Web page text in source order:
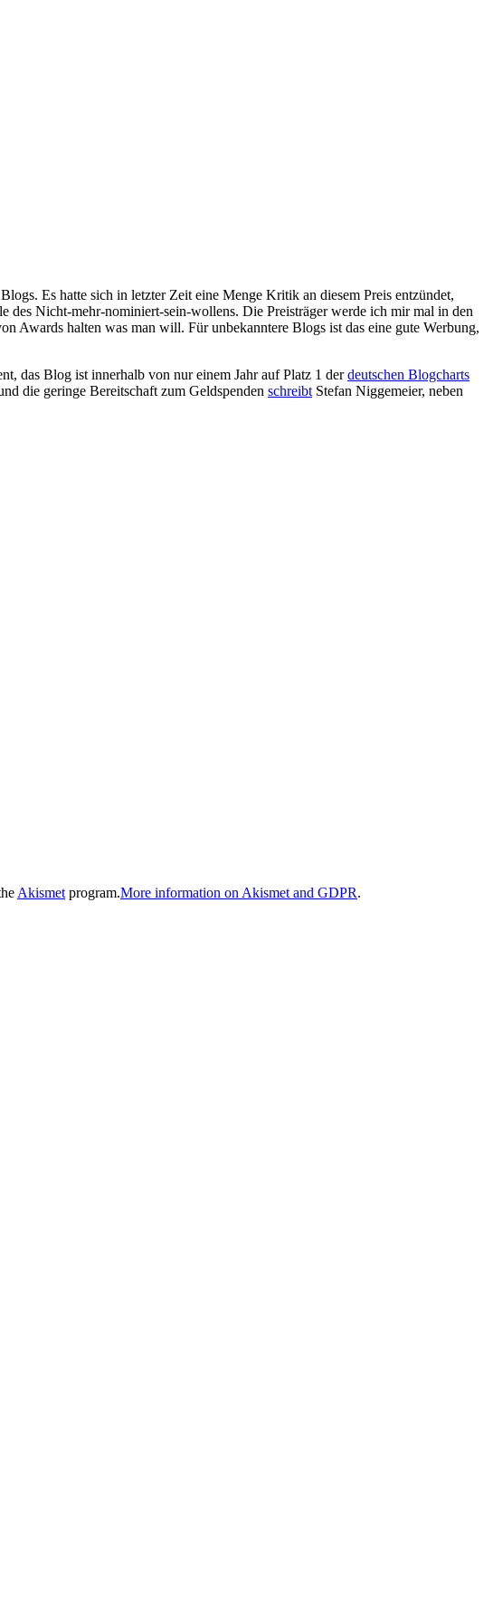
Es hatte sich in letzter Zeit eine Menge Kritik an diesem Preis entzündet,
des Nicht-mehr-nominiert-sein-wollens. Die Preisträger werde ich mir mal in den
Awards halten was man will. Für unbekanntere Blogs ist das eine gute Werbung,
das Blog ist innerhalb von nur einem Jahr auf Platz 1 derdeutschen Blogcharts
die geringe Bereitschaft zum Geldspenden schreibt Stefan Niggemeier, neben
Akismet program.More information on Akismet and GDPR.